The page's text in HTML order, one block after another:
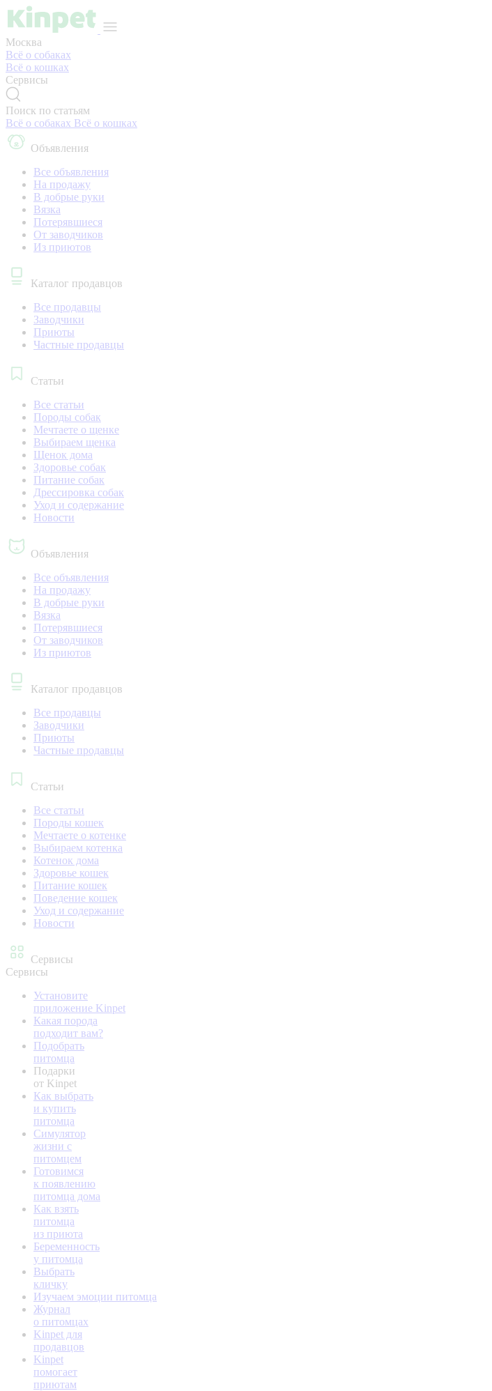
Москва
Всё о собаках
Всё о кошках
Сервисы
Поиск по статьям
Всё о собаках Всё о кошках
Объявления
Все объявления
На продажу
В добрые руки
Вязка
Потерявшиеся
От заводчиков
Из приютов
Каталог продавцов
Все продавцы
Заводчики
Приюты
Частные продавцы
Статьи
Все статьи
Породы собак
Мечтаете о щенке
Выбираем щенка
Щенок дома
Здоровье собак
Питание собак
Дрессировка собак
Уход и содержание
Новости
Объявления
Все объявления
На продажу
В добрые руки
Вязка
Потерявшиеся
От заводчиков
Из приютов
Каталог продавцов
Все продавцы
Заводчики
Приюты
Частные продавцы
Статьи
Все статьи
Породы кошек
Мечтаете о котенке
Выбираем котенка
Котенок дома
Здоровье кошек
Питание кошек
Поведение кошек
Уход и содержание
Новости
Сервисы
Сервисы
Установите
приложение Kinpet
Какая порода
подходит вам?
Подобрать
питомца
Подарки
от Kinpet
Как выбрать
и купить
питомца
Симулятор
жизни с
питомцем
Готовимся
к появлению
питомца дома
Как взять
питомца
из приюта
Беременность
у питомца
Выбрать
кличку
Изучаем эмоции питомца
Журнал
о питомцах
Kinpet для
продавцов
Kinpet
помогает
приютам